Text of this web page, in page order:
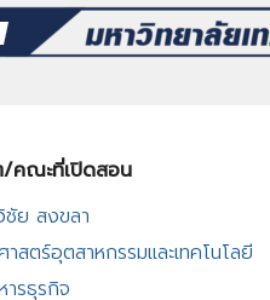
/คณะที่เปิดสอน​
ชัย สงขลา​
สตร์อุตสาหกรรมและเทคโนโลยี​
รธุรกิจ​